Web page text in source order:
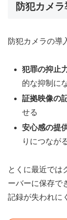
防犯カメ
防犯カメラの導
犯罪の抑止
的な抑制に
証拠映像の
せる
安心感の提
りにつなが
とくに最近では
ーバーに保存で
記録が失われに